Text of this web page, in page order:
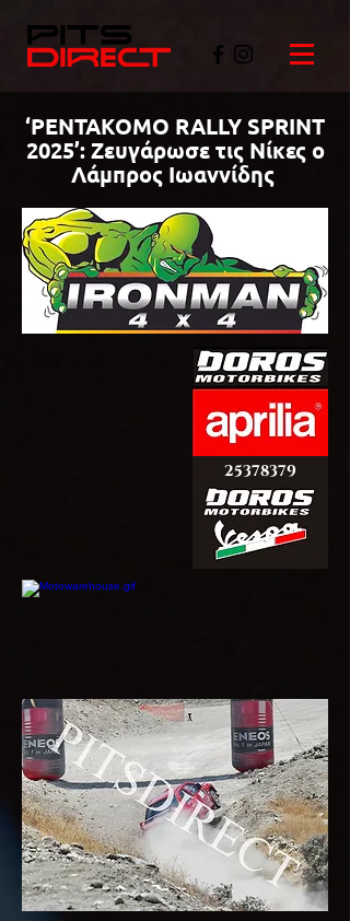
‘PENTAKOMO RALLY SPRINT
2025’: Ζευγάρωσε τις Νίκες ο
Λάμπρος Ιωαννίδης
©PITSDIRECT
25378379